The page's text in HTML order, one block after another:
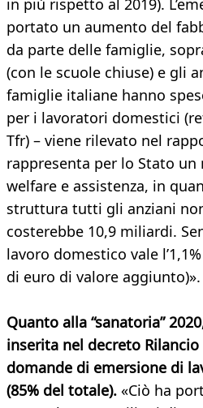
in più rispetto al 2019).
portato un aumento del
da parte delle famiglie,
(con le scuole chiuse) e gli
famiglie italiane hanno
per i lavoratori domestici
Tfr) – viene rilevato nel
rappresenta per lo Stato
welfare e assistenza, in
struttura tutti gli anziani
costerebbe 10,9 miliardi.
lavoro domestico vale
di euro di valore aggiunto)».
Quanto alla “sanatoria”
inserita nel decreto
domande di emersione di
(85% del totale). «Ciò ha